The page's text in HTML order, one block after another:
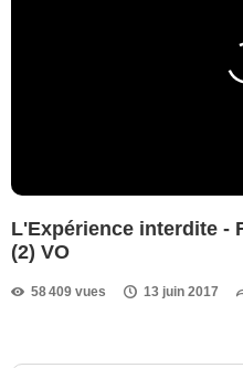
L'Expérience interdite -
(2) VO
58 409 vues 13 juin 2017